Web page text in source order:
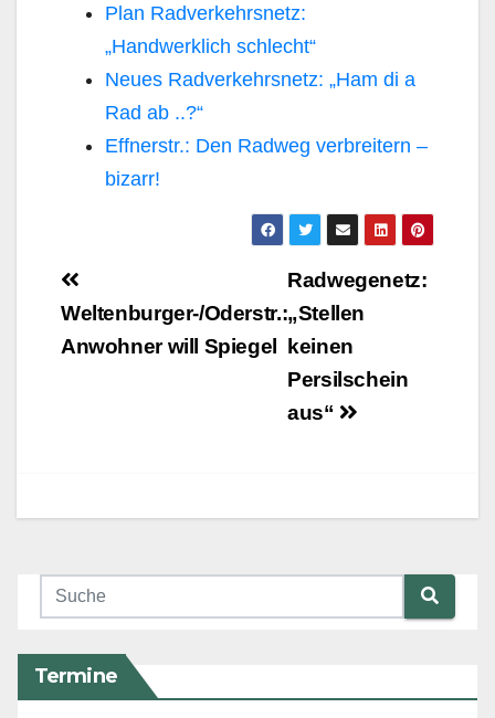
Plan Radverkehrsnetz:
„Handwerklich schlecht“
Neues Radverkehrsnetz: „Ham di a
Rad ab ..?“
Effnerstr.: Den Radweg verbreitern –
bizarr!
Beitragsnavigation
Radwegenetz:
„Stellen
keinen
Persilschein
aus“
Weltenburger-/Oderstr.:
Anwohner will Spiegel
Termine